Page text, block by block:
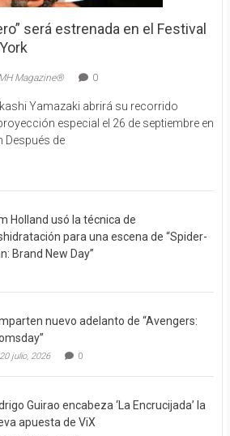
será estrenada en el Festival
Magazine® 0
Yamazaki abrirá su recorrido
especial el 26 de septiembre en
Después de
Holland usó la técnica de
para una escena de “Spider-
Brand New Day”
nuevo adelanto de “Avengers:
20 julio, 2026 0
Guirao encabeza ‘La Encrucijada’ la
apuesta de ViX